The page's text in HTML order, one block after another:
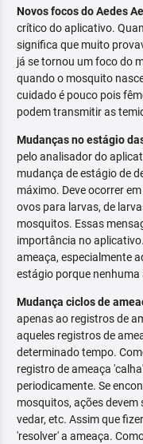
Novos focos do Aedes
crítico do aplicativo.
significa que muito
já se tornou um foco do
quando o mosquito
cuidado é pouco pois
podem transmitir as
Mudanças no estágio
pelo analisador do
mudança de estágio de
máximo. Deve ocorrer
ovos para larvas, de
mosquitos. Essas
importância no
ameaça, especialmente
estágio porque
Mudança ciclos de
apenas ao registros de
aqueles registros de
determinado tempo.
registro de ameaça
periodicamente. Se
mosquitos, ações
vedar, etc. Assim que
'resolver' a ameaça.